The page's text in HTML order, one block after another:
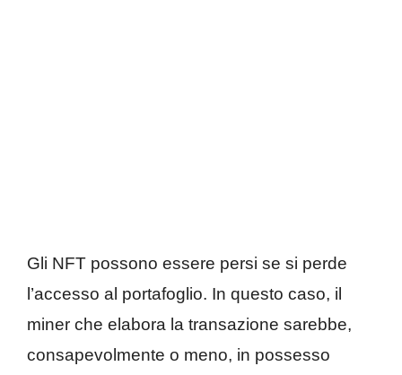
Gli NFT possono essere persi se si perde
l’accesso al portafoglio. In questo caso, il
miner che elabora la transazione sarebbe,
consapevolmente o meno, in possesso